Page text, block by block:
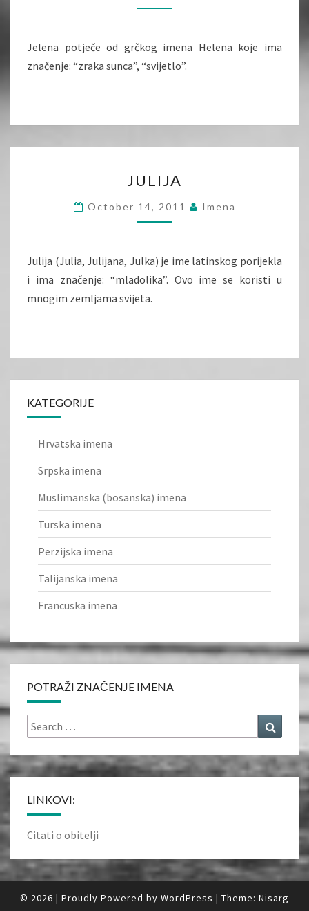
Jelena potječe od grčkog imena Helena koje ima
značenje: “zraka sunca”, “svijetlo”.
JULIJA
October 14, 2011 Imena
Julija (Julia, Julijana, Julka) je ime latinskog porijekla
i ima značenje: “mladolika”. Ovo ime se koristi u
mnogim zemljama svijeta.
KATEGORIJE
Hrvatska imena
Srpska imena
Muslimanska (bosanska) imena
Turska imena
Perzijska imena
Talijanska imena
Francuska imena
POTRAŽI ZNAČENJE IMENA
Search
for:
Search
LINKOVI:
Citati o obitelji
© 2026 | Proudly Powered by WordPress | Theme: Nisarg